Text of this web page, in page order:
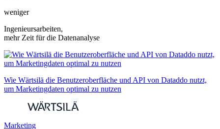
weniger
Ingenieursarbeiten,
mehr Zeit für die Datenanalyse
Wie Wärtsilä die Benutzeroberfläche und API von Dataddo nutzt,
um Marketingdaten optimal zu nutzen
Marketing